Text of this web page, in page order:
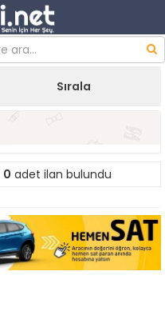
Sırala
0 adet ilan bulundu